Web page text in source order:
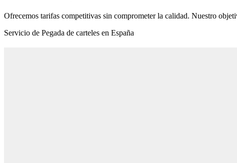
Ofrecemos tarifas competitivas sin comprometer la calidad. Nuestro
Servicio de Pegada de carteles en España